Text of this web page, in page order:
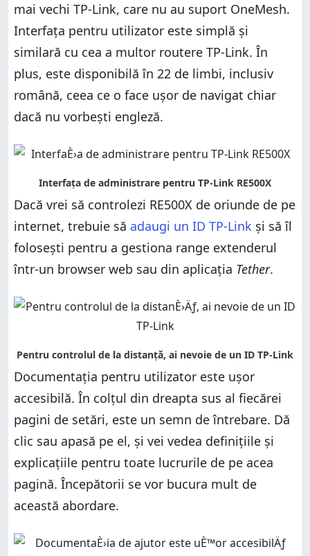
mai vechi TP-Link, care nu au suport OneMesh.
Interfața pentru utilizator este simplă și
similară cu cea a multor routere TP-Link. În
plus, este disponibilă în 22 de limbi, inclusiv
română, ceea ce o face ușor de navigat chiar
dacă nu vorbești engleză.
Dacă vrei să controlezi RE500X de oriunde de pe
internet, trebuie să adaugi un ID TP-Link și să îl
folosești pentru a gestiona range extenderul
într-un browser web sau din aplicația Tether.
Documentația pentru utilizator este ușor
accesibilă. În colțul din dreapta sus al fiecărei
pagini de setări, este un semn de întrebare. Dă
clic sau apasă pe el, și vei vedea definițiile și
explicațiile pentru toate lucrurile de pe acea
pagină. Începătorii se vor bucura mult de
această abordare.